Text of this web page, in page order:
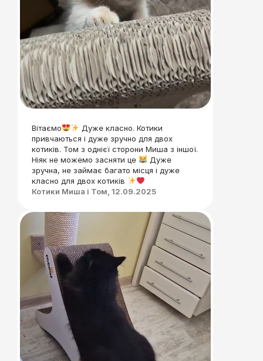
Вітаємо
Дуже класно. Котики
привчаються і дуже зручно для двох
котиків. Том з однієї сторони Миша з іншої.
Ніяк не можемо засняти це
Дуже
зручна, не займає багато місця і дуже
класно для двох котиків
Котики Миша і Том, 12.09.2025